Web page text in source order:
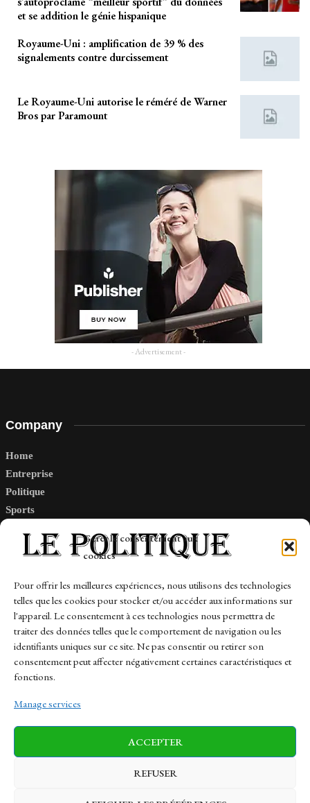
Gérer le consentement aux
cookies
Pour offrir les meilleures expériences, nous utilisons des technologies
telles que les cookies pour stocker et/ou accéder aux informations sur
l'appareil. Le consentement à ces technologies nous permettra de
traiter des données telles que le comportement de navigation ou les
identifiants uniques sur ce site. Ne pas consentir ou retirer son
consentement peut affecter négativement certaines caractéristiques et
fonctions.
Manage services
ACCEPTER
REFUSER
et se addition le génie hispanique
Royaume-Uni : amplification de 39 % des
signalements contre durcissement
Le Royaume-Uni autorise le réméré de Warner
Bros par Paramount
- Advertisement -
Company
Home
Entreprise
Politique
Sports
Links
Contact
Sitemap
News Finance-Marches Politics
Business Tech Health Sports Travel